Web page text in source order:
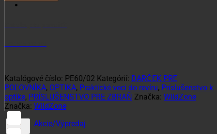
púzdro
36cm
Katalógové číslo: PE60/02 Kategórií: DARČEK PRE
POĽOVNÍKA, OPTIKA, Praktické veci do revíru, Príslušenstvo k
optike, PRÍSLUŠENSTVO PRE ZBRAŇ Značka: WildZone
Značka: WildZone
Akcie/Výpredaj